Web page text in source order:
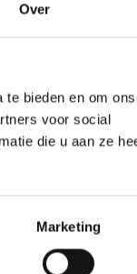
Over
bieden en om ons
voor social
die u aan ze
Marketing